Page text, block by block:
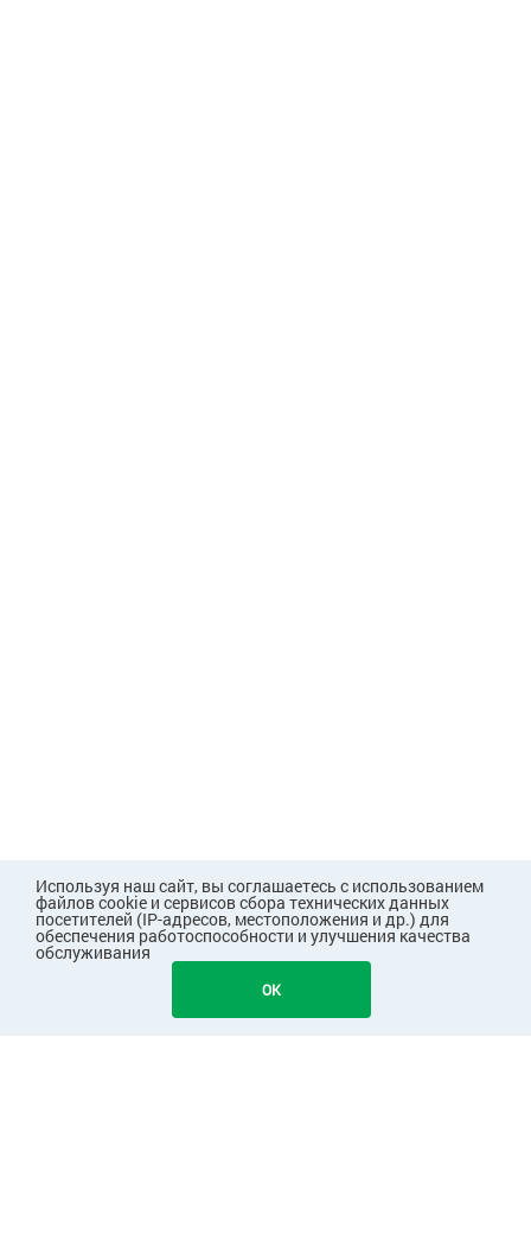
В КОРЗИНУ 778
Используя наш сайт, вы соглашаетесь с использованием
файлов cookie и сервисов сбора технических данных
посетителей (IP-адресов, местоположения и др.) для
обеспечения работоспособности и улучшения качества
обслуживания
OK